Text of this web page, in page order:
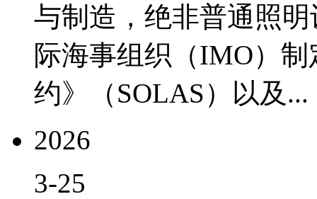
与制造，绝非普通照
际海事组织（IMO）
约》（SOLAS）以及...
2026
3-25